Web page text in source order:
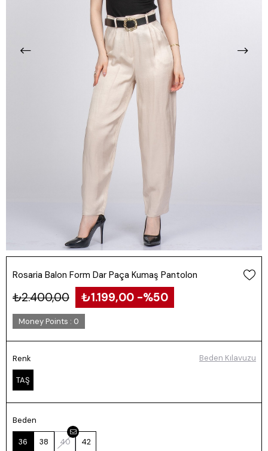
Rosaria Balon Form Dar Paça Kumaş Pantolon
₺2.400,00 ₺1.199,00 50
Money Points : 0
Renk
TAŞ
Beden
36 38 40 42
Beden Kılavuzu